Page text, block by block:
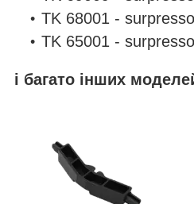
TK 68001 -
TK 65001 -
і багато інших